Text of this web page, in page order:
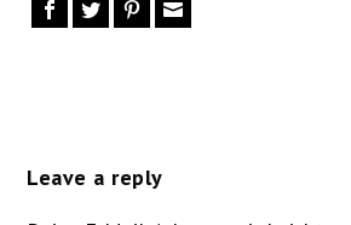
Leave a reply